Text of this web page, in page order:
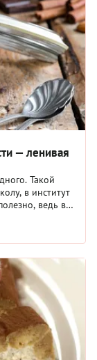
— ленивая
Такой
в институт
ведь в
на целый